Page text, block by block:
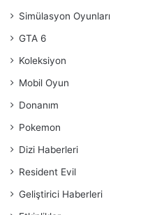
Simülasyon Oyunları
GTA 6
Koleksiyon
Mobil Oyun
Donanım
Pokemon
Dizi Haberleri
Resident Evil
Geliştirici Haberleri